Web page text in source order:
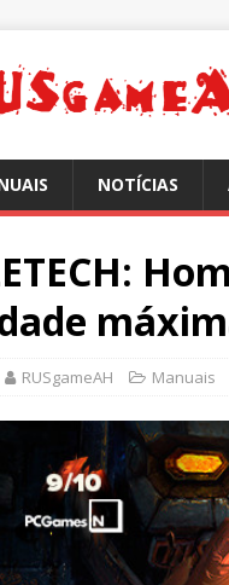
NOTÍCIAS
RUSgameAH Manuais